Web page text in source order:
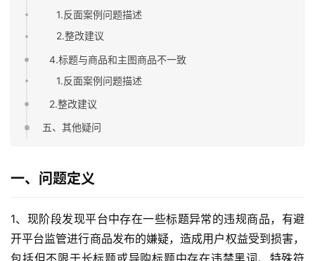
1.反面案例问题描述
2.整改建议
4.标题与商品和主图商品不一致
1.反面案例问题描述
2.整改建议
五、其他疑问
一、问题定义
1、现阶段发现平台中存在一些标题异常的违规商品，有避
开平台监管进行商品发布的嫌疑，造成用户权益受到损害，
包括但不限于长标题或导购标题中存在违禁黑词、特殊符